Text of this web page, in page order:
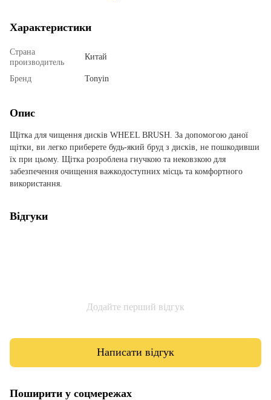
Характеристики
Страна
производитель
Китай
Бренд Tonyin
Опис
Щітка для чищення дисків WHEEL BRUSH. За допомогою даної
щітки, ви легко приберете будь-який бруд з дисків, не пошкодивши
їх при цьому. Щітка розроблена гнучкою та нековзкою для
забезпечення очищення важкодоступних місць та комфортного
використання.
Відгуки
Додайте перший відгук
Написати відгук
Поширити у соцмережах